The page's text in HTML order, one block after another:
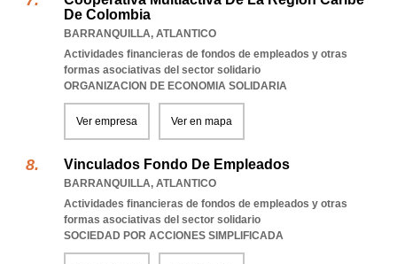
De Colombia
BARRANQUILLA, ATLANTICO
Actividades financieras de fondos de empleados y otras
formas asociativas del sector solidario
ORGANIZACION DE ECONOMIA SOLIDARIA
Ver empresa Ver en mapa
Vinculados Fondo De Empleados
BARRANQUILLA, ATLANTICO
Actividades financieras de fondos de empleados y otras
formas asociativas del sector solidario
SOCIEDAD POR ACCIONES SIMPLIFICADA